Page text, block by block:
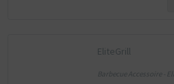
EliteGrill
Barbecue Accessoire -